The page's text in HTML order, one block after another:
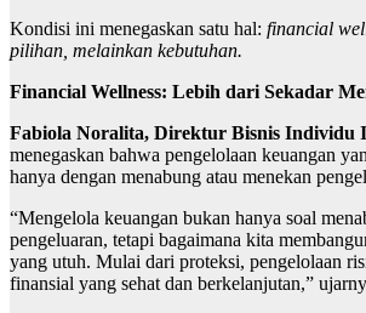
Kondisi ini menegaskan satu hal: financial
pilihan, melainkan kebutuhan.
Financial Wellness: Lebih dari Sekadar
Fabiola Noralita, Direktur Bisnis Individu
menegaskan bahwa pengelolaan keuangan
hanya dengan menabung atau menekan
“Mengelola keuangan bukan hanya soal
pengeluaran, tetapi bagaimana kita
yang utuh. Mulai dari proteksi, pengelolaan
finansial yang sehat dan berkelanjutan,”